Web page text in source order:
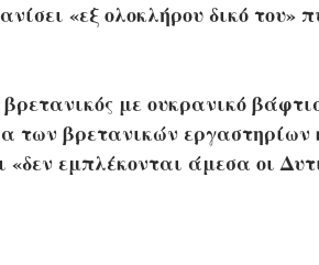
«εξ ολοκλήρου δικό του»
με ουκρανικό
των βρετανικών εργαστηρίων
εμπλέκονται άμεσα οι